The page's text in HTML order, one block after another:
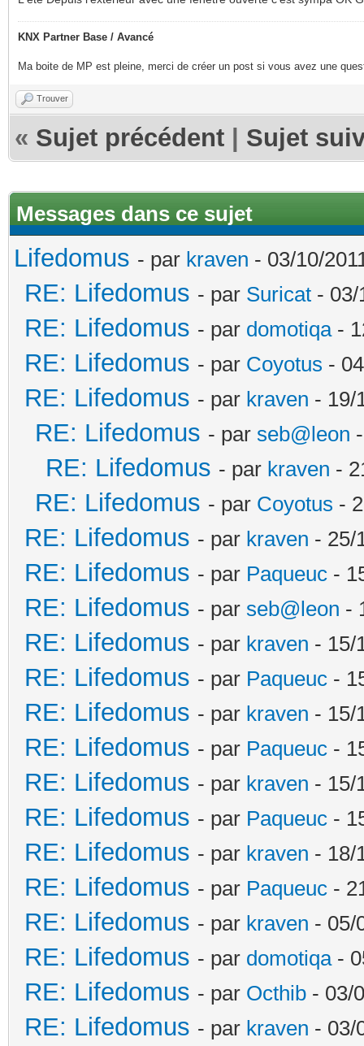
KNX Partner Base / Avancé
Ma boite de MP est pleine, merci de créer un post si vous avez une
Trouver
« Sujet précédent Sujet
Messages dans ce sujet
Lifedomus - par kraven - 03/10/
RE: Lifedomus - par Suricat - 03/
RE: Lifedomus - par domotiqa-
RE: Lifedomus - par Coyotus -
RE: Lifedomus - par kraven - 19/
RE: Lifedomus - par seb@leon
RE: Lifedomus - par kraven -
RE: Lifedomus - par Coyotus -
RE: Lifedomus - par kraven - 25/
RE: Lifedomus - par Paqueuc -
RE: Lifedomus - par seb@leon -
RE: Lifedomus - par kraven - 15/
RE: Lifedomus - par Paqueuc -
RE: Lifedomus - par kraven - 15/
RE: Lifedomus - par Paqueuc -
RE: Lifedomus - par kraven - 15/
RE: Lifedomus - par Paqueuc -
RE: Lifedomus - par kraven - 18/
RE: Lifedomus - par Paqueuc -
RE: Lifedomus - par kraven - 05/
RE: Lifedomus - par domotiqa-
RE: Lifedomus - par Octhib - 03/
RE: Lifedomus - par kraven - 03/